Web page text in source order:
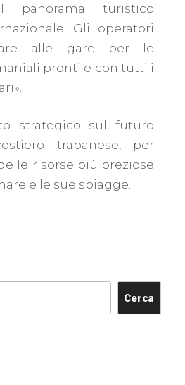
panorama turistico
Gli operatori
alle gare per le
pronti e con tutti i
strategico sul futuro
trapanese, per
risorse più preziose
e le sue spiagge.
Cerca